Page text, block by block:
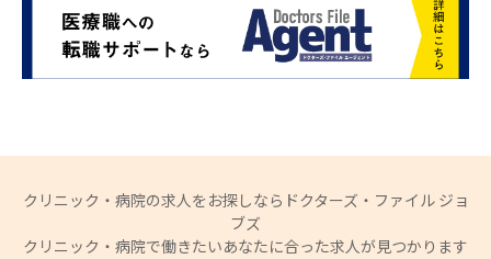
クリニック・病院の求人をお探しならドクターズ・ファイル ジョ
ブズ
クリニック・病院で働きたいあなたに合った求人が見つかります